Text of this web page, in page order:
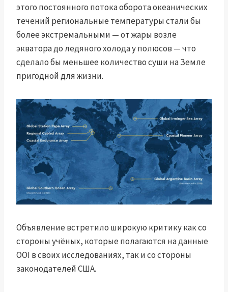
этого постоянного потока оборота океанических
течений региональные температуры стали бы
более экстремальными — от жары возле
экватора до ледяного холода у полюсов — что
сделало бы меньшее количество суши на Земле
пригодной для жизни.
Объявление встретило широкую критику как со
стороны учёных, которые полагаются на данные
OOI в своих исследованиях, так и со стороны
законодателей США.